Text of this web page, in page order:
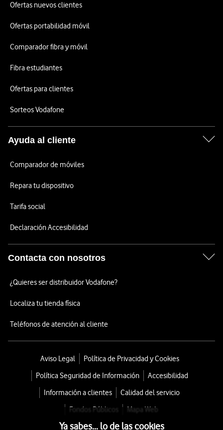
Ofertas nuevos clientes
Ofertas portabilidad móvil
Comparador fibra y móvil
Fibra estudiantes
Ofertas para clientes
Sorteos Vodafone
Ayuda al cliente
Comparador de móviles
Repara tu dispositivo
Tarifa social
Declaración Accesibilidad
Contacta con nosotros
¿Quieres ser distribuidor Vodafone?
Localiza tu tienda física
Teléfonos de atención al cliente
Aviso Legal
Política de Privacidad y Cookies
Política Seguridad de Información
Accesibilidad
Información a clientes
Calidad del servicio
Fondos Públicos
Mapa Web
Ya sabes... lo de las cookies